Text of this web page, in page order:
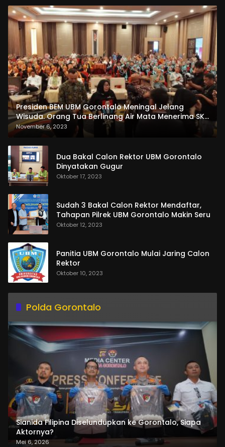
Presiden BEM UBM Gorontalo Meningal Jelang
Wisuda. Orang Tua Berlinang Air Mata Menerima SKL
dan Pemasangan Salempang
November 6, 2023
Dua Bakal Calon Rektor UBM Gorontalo
Dinyatakan Gugur
Oktober 17, 2023
Sudah 3 Bakal Calon Rektor Mendaftar,
Tahapan Pilrek UBM Gorontalo Makin Seru
Oktober 12, 2023
Panitia UBM Gorontalo Mulai Jaring Calon
Rektor
Oktober 10, 2023
Polda Gorontalo
Sianida Filipina Diselundupkan ke Gorontalo, Siapa
Aktornya?
Mei 6, 2026